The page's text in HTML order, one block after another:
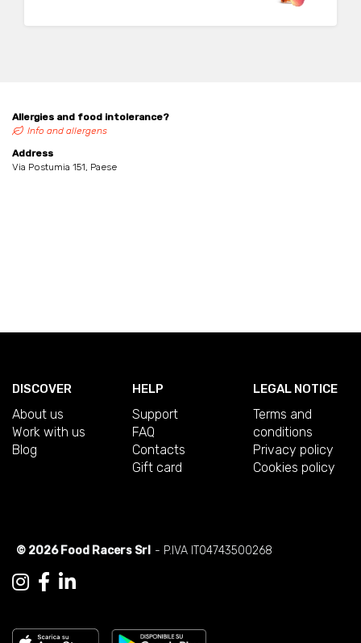
Allergies and food intolerance?
Info and allergens
Address
Via Postumia 151, Paese
DISCOVER
About us
Work with us
Blog
HELP
Support
FAQ
Contacts
Gift card
LEGAL NOTICE
Terms and
conditions
Privacy policy
Cookies policy
© 2026 Food Racers Srl - P.IVA IT04743500268